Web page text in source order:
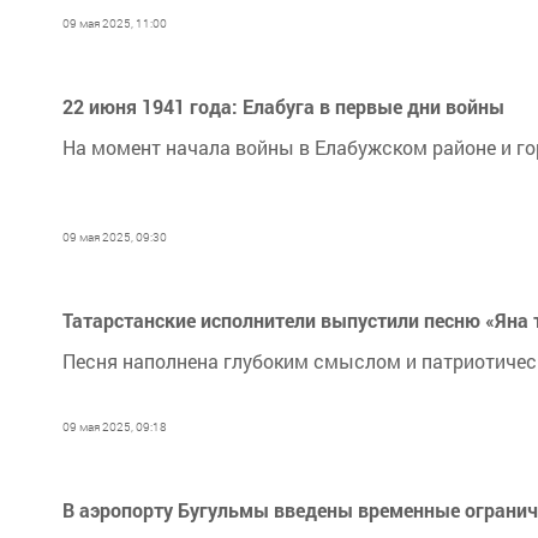
09 мая 2025, 11:00
22 июня 1941 года: Елабуга в первые дни войны
На момент начала войны в Елабужском районе и
09 мая 2025, 09:30
Татарстанские исполнители выпустили песню
Песня наполнена глубоким смыслом и
09 мая 2025, 09:18
В аэропорту Бугульмы введены временные